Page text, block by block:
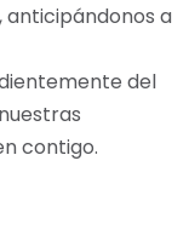
anticipándonos a
del
contigo.